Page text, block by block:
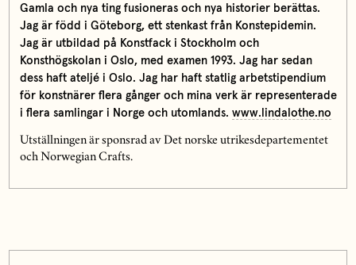
Gamla och nya ting fusioneras och nya historier berättas.
Jag är född i Göteborg, ett stenkast från Konstepidemin.
Jag är utbildad på Konstfack i Stockholm och
Konsthögskolan i Oslo, med examen 1993. Jag har sedan
dess haft ateljé i Oslo. Jag har haft statlig arbetstipendium
för konstnärer flera gånger och mina verk är representerade
i flera samlingar i Norge och utomlands. www.lindalothe.no
Utställningen är sponsrad av Det norske utrikesdepartementet
och Norwegian Crafts.